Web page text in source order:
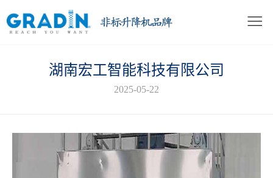
湖南宏工智能科技有限公司
2025-05-22